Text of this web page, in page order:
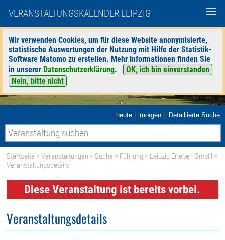
VERANSTALTUNGSKALENDER LEIPZIG
Wir verwenden Cookies, um für diese Website anonymisierte,
statistische Auswertungen der Nutzung mit Hilfe der Statistik-
Software Matomo zu erstellen. Mehr Informationen finden Sie
in unserer Datenschutzerklärung.
OK, ich bin einverstanden
Nein, bitte nicht
heute | morgen | Detaillierte Suche
Startseite >Veranstaltungen > Suche > Führung > Leipzig Erleben GmbH >
Veranstaltungsdetails
Diese Veranstaltung ist bereits vorbei.
Veranstaltungsdetails